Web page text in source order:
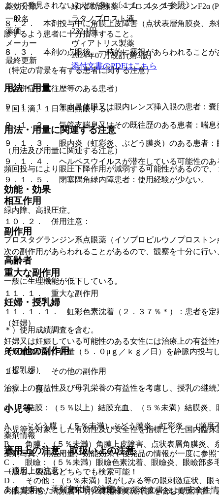
よって発見されないことが多い〔１１．１．１参照〕。
８．２． 本剤投与中に角膜上皮障害（点状表層角膜炎、
診するよう患者に十分指導すること。
８．３． 本剤の点眼後、一時的に霧視があらわれることが
（特定の背景を有する患者に関する注意）
（合併症・既往歴等のある患者）
９．１．１． 無水晶体眼又は眼内レンズ挿入眼の患者：嚢
９．１．２． 気管支喘息又はその既往歴のある患者：喘息
９．１．３． 眼内炎（虹彩炎、ぶどう膜炎）のある患者：
９．１．４． ヘルペスウイルスが潜在している可能性のあ
９．１．５． 閉塞隅角緑内障患者：使用経験が少ない。
相互作用
１０．２． 併用注意：
プロスタグランジン系点眼薬（イソプロピルウノプロスト
高齢者
一般に生理機能が低下している。
妊婦・授乳婦
（妊婦）
妊婦又は妊娠している可能性のある女性には治療上の有益
床用量の約８０倍量（５．０μｇ／ｋｇ／日）を静脈内投与
（授乳婦）
治療上の有益性及び母乳栄養の有益性を考慮し、授乳の継
小児等
小児等を対象とした有効性及び安全性を指標とした国内臨床
適用上の注意、取扱い上の注意
（適用上の注意）
１４．１． 薬剤交付時の注意
薬効分類
緑内障治療薬 > プロスタグランジンF2α
一般名
ラタノプロスト液
薬価
232.1円
メーカー
ヴィアトリス製薬
最終更新
2024年07月改訂(第3版)
添付文書のPDFはこちら
用法・用量
１回１滴、１日１回点眼する。
用法・用量に関連する注意
（用法及び用量に関連する注意）
頻回投与により眼圧下降作用が減弱する可能性があるので、
効能・効果
緑内障、高眼圧症。
副作用
次の副作用があらわれることがあるので、観察を十分に行
重大な副作用
１１．１． 重大な副作用
１１．１．１． 虹彩色素沈着（２．３７％＊）：患者を
＊）使用成績調査を含む。
その他の副作用
１１．２． その他の副作用
１）． 眼：
@． 結膜：（５％以上）結膜充血、（５％未満）結膜炎、
A． ぶどう膜：（５％未満）ぶどう膜炎、虹彩炎、（頻度
B． 角膜：（５％未満）角膜上皮障害、点状表層角膜炎、
C． 眼瞼：（５％未満）眼瞼色素沈着、眼瞼炎、眼瞼部多
D． その他：（５％未満）眼がしみる等の眼刺激症状、眼
の眼異常感、（頻度不明）嚢胞様黄斑浮腫を含む黄斑浮腫
薬剤情報
薬剤写真、用法用量、効能効果や後発品の情報が一度に参
一般名、製品名どちらでも検索可能！
※ ご使用いただく際に、必ず最新の添付文書および安全性